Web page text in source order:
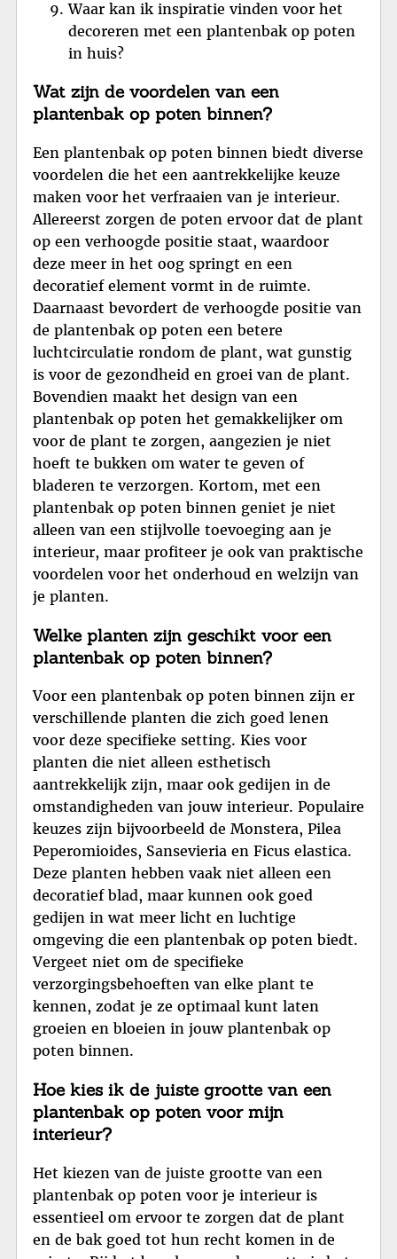
Waar kan ik inspiratie vinden voor het
decoreren met een plantenbak op poten
in huis?
Wat zijn de voordelen van een
plantenbak op poten binnen?
Een plantenbak op poten binnen biedt diverse
voordelen die het een aantrekkelijke keuze
maken voor het verfraaien van je interieur.
Allereerst zorgen de poten ervoor dat de plant
op een verhoogde positie staat, waardoor
deze meer in het oog springt en een
decoratief element vormt in de ruimte.
Daarnaast bevordert de verhoogde positie van
de plantenbak op poten een betere
luchtcirculatie rondom de plant, wat gunstig
is voor de gezondheid en groei van de plant.
Bovendien maakt het design van een
plantenbak op poten het gemakkelijker om
voor de plant te zorgen, aangezien je niet
hoeft te bukken om water te geven of
bladeren te verzorgen. Kortom, met een
plantenbak op poten binnen geniet je niet
alleen van een stijlvolle toevoeging aan je
interieur, maar profiteer je ook van praktische
voordelen voor het onderhoud en welzijn van
je planten.
Welke planten zijn geschikt voor een
plantenbak op poten binnen?
Voor een plantenbak op poten binnen zijn er
verschillende planten die zich goed lenen
voor deze specifieke setting. Kies voor
planten die niet alleen esthetisch
aantrekkelijk zijn, maar ook gedijen in de
omstandigheden van jouw interieur. Populaire
keuzes zijn bijvoorbeeld de Monstera, Pilea
Peperomioides, Sansevieria en Ficus elastica.
Deze planten hebben vaak niet alleen een
decoratief blad, maar kunnen ook goed
gedijen in wat meer licht en luchtige
omgeving die een plantenbak op poten biedt.
Vergeet niet om de specifieke
verzorgingsbehoeften van elke plant te
kennen, zodat je ze optimaal kunt laten
groeien en bloeien in jouw plantenbak op
poten binnen.
Hoe kies ik de juiste grootte van een
plantenbak op poten voor mijn
interieur?
Het kiezen van de juiste grootte van een
plantenbak op poten voor je interieur is
essentieel om ervoor te zorgen dat de plant
en de bak goed tot hun recht komen in de